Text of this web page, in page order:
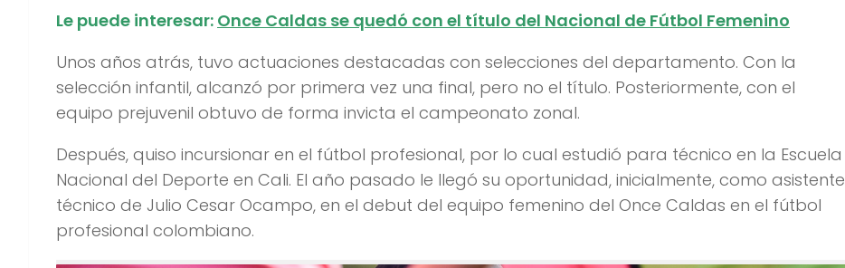
Le puede interesar: Once Caldas se quedó con el título del Nacional de Fútbol Femenino
Unos años atrás, tuvo actuaciones destacadas con selecciones del departamento. Con la
selección infantil, alcanzó por primera vez una final, pero no el título. Posteriormente, con el
equipo prejuvenil obtuvo de forma invicta el campeonato zonal.
Después, quiso incursionar en el fútbol profesional, por lo cual estudió para técnico en la Escuela
Nacional del Deporte en Cali. El año pasado le llegó su oportunidad, inicialmente, como asistente
técnico de Julio Cesar Ocampo, en el debut del equipo femenino del Once Caldas en el fútbol
profesional colombiano.